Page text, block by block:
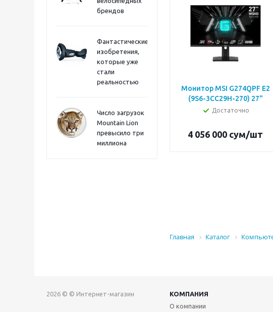
брендов
Фантастические
изобретения,
которые уже
стали
реальностью
Число загрузок
Mountain Lion
превысило три
миллиона
Монитор MSI G274QPF E2
(9S6-3CC29H-270) 27"
Достаточно
4 056 000 сум/шт
Главная Каталог
2026 © © Интернет-магазин КОМПАНИЯ
О компании